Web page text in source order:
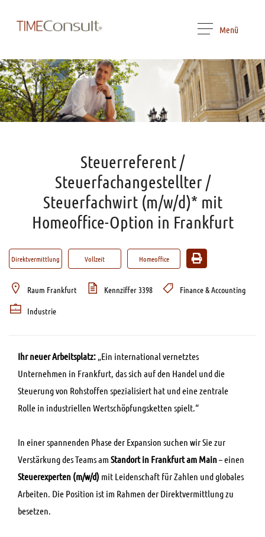
Menü
Steuerreferent /
Steuerfachangestellter /
Steuerfachwirt (m/w/d)* mit
Homeoffice-Option in Frankfurt
Direktvermittlung Vollzeit Homeoffice
Raum Frankfurt Kennziffer 3398
Finance & Accounting
Industrie
Ihr neuer Arbeitsplatz: Ein international vernetztes
Unternehmen in Frankfurt, das sich auf den Handel und die
Steuerung von Rohstoffen spezialisiert hat und eine zentrale
Rolle in industriellen Wertschöpfungsketten spielt.“
In einer spannenden Phase der Expansion suchen wir Sie zur
Verstärkung des Teams am Standort in Frankfurt am Main– einen
Steuerexperten (m/w/d) mit Leidenschaft für Zahlen und globales
Arbeiten. Die Position ist im Rahmen der Direktvermittlung zu
besetzen.